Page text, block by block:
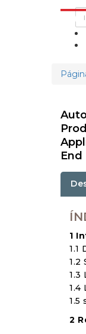
End
1
1.1
1.2
1.3
1.4
1.5
2